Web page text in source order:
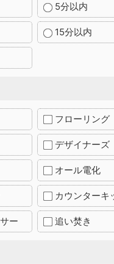
5分以内
15分以内
フローリング
デザイナーズ
オール電化
カウンターキ
ー 追い焚き